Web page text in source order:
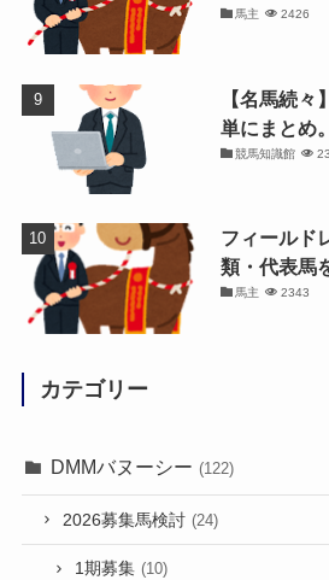
馬主 2426
【名馬続
単にまとめ。
競馬知識館
フィールド
類・代表馬
馬主 2343
カテゴリー
DMMバヌーシー (122)
2026募集馬検討 (24)
1期募集 (10)